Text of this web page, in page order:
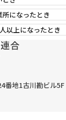
になったとき
以上になったとき
合
番地1古川勘ビル5F